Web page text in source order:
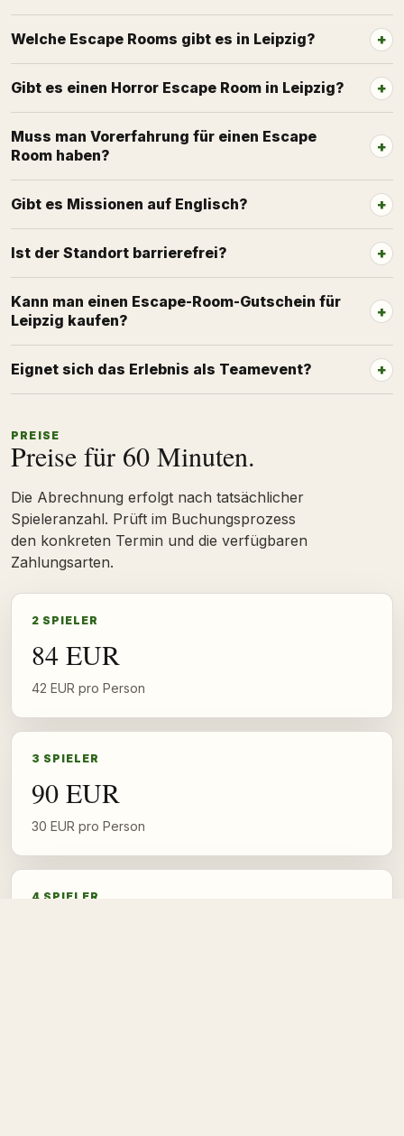
Welche Escape Rooms gibt es in Leipzig?
Gibt es einen Horror Escape Room in Leipzig?
Muss man Vorerfahrung für einen Escape
Room haben?
Gibt es Missionen auf Englisch?
Ist der Standort barrierefrei?
Kann man einen Escape-Room-Gutschein für
Leipzig kaufen?
Eignet sich das Erlebnis als Teamevent?
PREISE
Preise für 60 Minuten.
Die Abrechnung erfolgt nach tatsächlicher
Spieleranzahl. Prüft im Buchungsprozess
den konkreten Termin und die verfügbaren
Zahlungsarten.
2 SPIELER
84 EUR
42 EUR pro Person
3 SPIELER
90 EUR
30 EUR pro Person
4 SPIELER